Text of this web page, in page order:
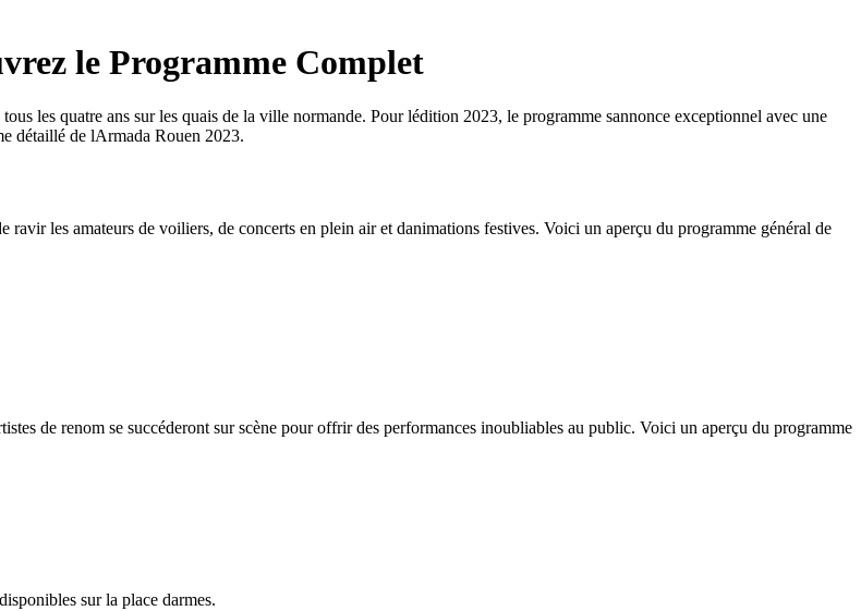
le Programme Complet
les quatre ans sur les quais de la ville normande. Pour lédition 2023, le programme sannonce exceptionnel avec une
détaillé de lArmada Rouen 2023.
les amateurs de voiliers, de concerts en plein air et danimations festives. Voici un aperçu du programme général de
de renom se succéderont sur scène pour offrir des performances inoubliables au public. Voici un aperçu du programme
sur la place darmes.